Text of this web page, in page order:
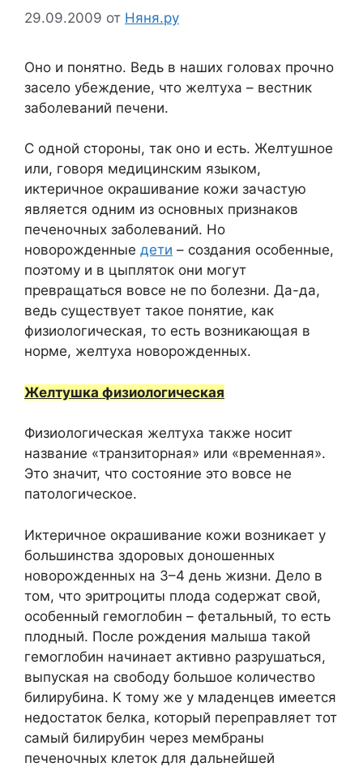
29.09.2009 от Няня.ру
Оно и понятно. Ведь в наших головах прочно
засело убеждение, что желтуха – вестник
заболеваний печени.
С одной стороны, так оно и есть. Желтушное
или, говоря медицинским языком,
иктеричное окрашивание кожи зачастую
является одним из основных признаков
печеночных заболеваний. Но
новорожденные дети – создания особенные,
поэтому и в цыпляток они могут
превращаться вовсе не по болезни. Да-да,
ведь существует такое понятие, как
физиологическая, то есть возникающая в
норме, желтуха новорожденных.
Желтушка физиологическая
Физиологическая желтуха также носит
название «транзиторная» или «временная».
Это значит, что состояние это вовсе не
патологическое.
Иктеричное окрашивание кожи возникает у
большинства здоровых доношенных
новорожденных на 3–4 день жизни. Дело в
том, что эритроциты плода содержат свой,
особенный гемоглобин – фетальный, то есть
плодный. После рождения малыша такой
гемоглобин начинает активно разрушаться,
выпуская на свободу большое количество
билирубина. К тому же у младенцев имеется
недостаток белка, который переправляет тот
самый билирубин через мембраны
печеночных клеток для дальнейшей